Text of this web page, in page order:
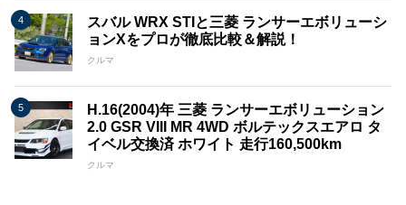
スバル WRX STIと三菱 ランサーエボリューシ
ョンXをプロが徹底比較＆解説！
クルマ
H.16(2004)年 三菱 ランサーエボリューション
2.0 GSR VIII MR 4WD ボルテックスエアロ タ
イベル交換済 ホワイト 走行160,500km
クルマ